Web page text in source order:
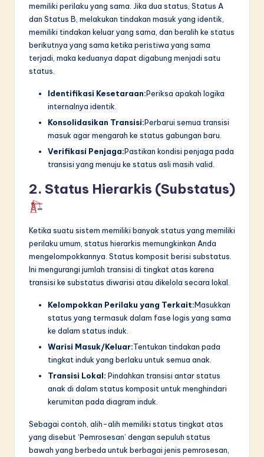
memiliki perilaku yang sama. Jika dua status, Status A
dan Status B, melakukan tindakan masuk yang identik,
memiliki tindakan keluar yang sama, dan beralih ke status
berikutnya yang sama ketika peristiwa yang sama
terjadi, maka keduanya dapat digabung menjadi satu
status.
Identifikasi Kesetaraan:Periksa apakah logika
internalnya identik.
Konsolidasikan Transisi:Perbarui semua transisi
masuk agar mengarah ke status gabungan baru.
Verifikasi Penjaga:Pastikan kondisi penjaga pada
transisi yang menuju ke status asli masih valid.
2. Status Hierarkis (Substatus)
Ketika suatu sistem memiliki banyak status yang memiliki
perilaku umum, status hierarkis memungkinkan Anda
mengelompokkannya. Status komposit berisi substatus.
Ini mengurangi jumlah transisi di tingkat atas karena
transisi ke substatus diwarisi atau dikelola secara lokal.
Kelompokkan Perilaku yang Terkait:Masukkan
status yang termasuk dalam fase logis yang sama
ke dalam status induk.
Warisi Masuk/Keluar:Tentukan tindakan pada
tingkat induk yang berlaku untuk semua anak.
Transisi Lokal: Pindahkan transisi antar status
anak di dalam status komposit untuk menghindari
kerumitan pada diagram induk.
Sebagai contoh, alih-alih memiliki status tingkat atas
yang disebut ‘Pemrosesan’ dengan sepuluh status
bawah yang berbeda untuk berbagai jenis pemrosesan,